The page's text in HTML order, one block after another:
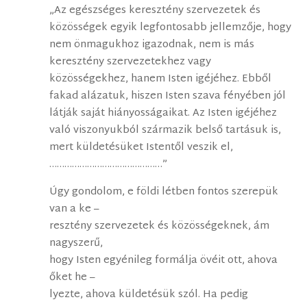
„Az egészséges keresztény szervezetek és
közösségek egyik legfontosabb jellemzője, hogy
nem önmagukhoz igazodnak, nem is más
keresztény szervezetekhez vagy
közösségekhez, hanem Isten igéjéhez. Ebből
fakad alázatuk, hiszen Isten szava fényében jól
látják saját hiányosságaikat. Az Isten igéjéhez
való viszonyukból származik belső tartásuk is,
mert küldetésüket Istentől veszik el,
………………………………………”
Úgy gondolom, e földi létben fontos szerepük
van a ke –
resztény szervezetek és közösségeknek, ám
nagyszerű,
hogy Isten egyénileg formálja övéit ott, ahova
őket he –
lyezte, ahova küldetésük szól. Ha pedig